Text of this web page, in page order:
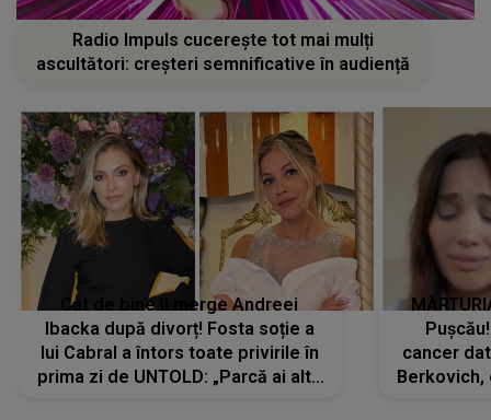
Radio Impuls cucerește tot mai mulți
ascultători: creșteri semnificative în audiență
Cât de bine îi merge Andreei
Ibacka după divorț! Fosta soție a
lui Cabral a întors toate privirile în
prima zi de UNTOLD: „Parcă ai altă
cancer